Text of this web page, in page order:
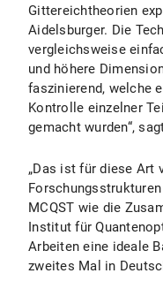
Gittereichtheorien
Aidelsburger. Die
vergleichsweise
und höhere
faszinierend, welche
Kontrolle einzelner
gemacht wurden“,
„Das ist für diese Art
MCQST wie die
Institut für
Arbeiten eine ideale
zweites Mal in